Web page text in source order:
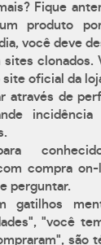
Fique
um produto
você deve
sites clonados.
oficial da
através de
compra
perguntar.
gatilhos
"você
são